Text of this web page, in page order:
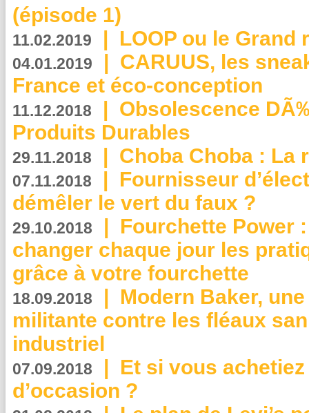
(épisode 1)
11.02.2019 | LOOP ou le Grand
04.01.2019 | CARUUS, les
France et éco-conception
11.12.2018 | Obsolescence
Produits Durables
29.11.2018 | Choba Choba : La
07.11.2018 | Fournisseur
démêler le vert du faux ?
29.10.2018 | Fourchette Power
changer chaque jour les
grâce à votre fourchette
18.09.2018 | Modern Baker,
militante contre les fléaux
industriel
07.09.2018 | Et si vous
d’occasion ?